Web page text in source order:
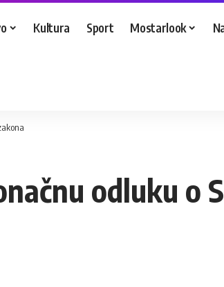
Kultura Sport Mostarlook
odluku o